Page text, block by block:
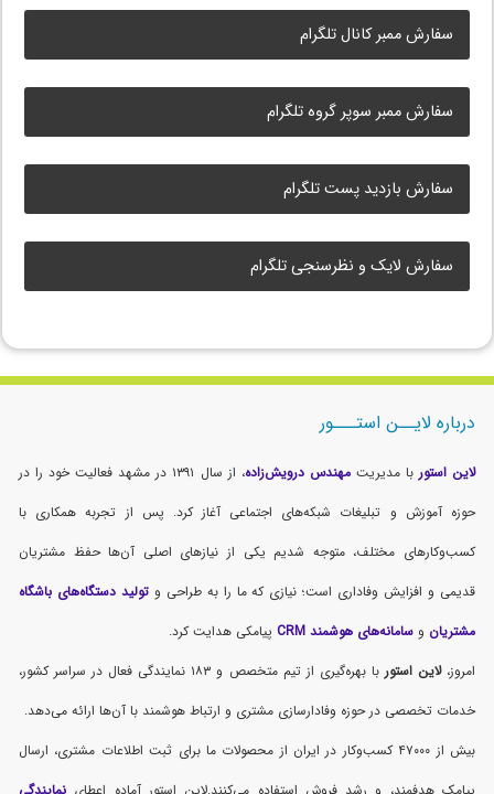
سفارش ممبر کانال تلگرام
سفارش ممبر سوپر گروه تلگرام
سفارش بازدید پست تلگرام
سفارش لایک و نظرسنجی تلگرام